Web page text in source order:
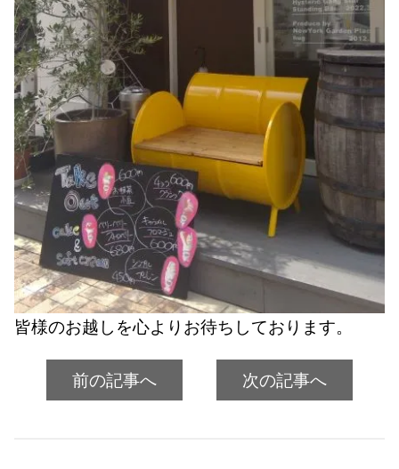
皆様のお越しを心よりお待ちしております。
前の記事へ 次の記事へ